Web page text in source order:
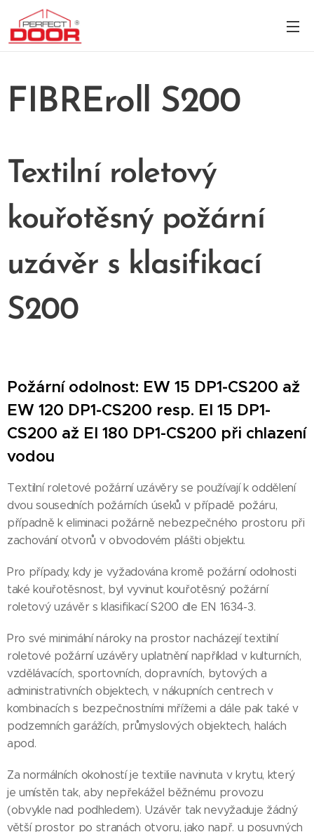
FIBREroll S200
Textilní roletový
kouřotěsný požární
uzávěr s klasifikací
S200​
Požární odolnost: EW 15 DP1-CS200 až
EW 120 DP1-CS200 resp. EI 15 DP1-
CS200 až EI 180 DP1-CS200 při chlazení
vodou
Textilní roletové požární uzávěry se používají k oddělení
dvou sousedních požárních úseků v případě požáru,
případně k eliminaci požárně nebezpečného prostoru při
zachování otvorů v obvodovém plášti objektu.
Pro případy, kdy je vyžadována kromě požární odolnosti
také kouřotěsnost, byl vyvinut kouřotěsný požární
roletový uzávěr s klasifikací S200 dle EN 1634-3.
Pro své minimální nároky na prostor nacházejí textilní
roletové požární uzávěry uplatnění například v kulturních,
vzdělávacích, sportovních, dopravních, bytových a
administrativních objektech, v nákupních centrech v
kombinacích s bezpečnostními mřížemi a dále pak také v
podzemních garážích, průmyslových objektech, halách
apod.
Za normálních okolností je textilie navinuta v krytu, který
je umístěn tak, aby nepřekážel běžnému provozu
(obvykle nad podhledem). Uzávěr tak nevyžaduje žádný
větší prostor po stranách otvoru, jako např. u posuvných